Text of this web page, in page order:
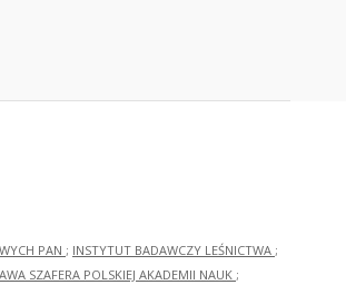
PAN ; INSTYTUT BADAWCZY LEŚNICTWA ;
SZAFERA POLSKIEJ AKADEMII NAUK ;